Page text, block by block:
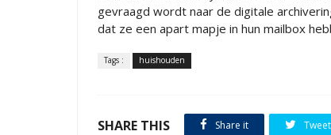
gevraagd wordt naar de digitale
dat ze een apart mapje in hun mailbox
Tags : huishouden
SHARE THIS Share it Tweet